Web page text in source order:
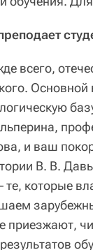
всего,
Основной
и ваш
В. В.
те, которые
приезжают,